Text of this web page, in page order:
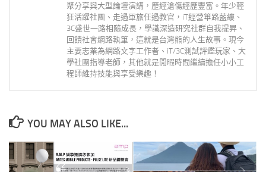
聚分享與大型論壇演講，歷經滄傷經歷豐富。年少輕
狂活躍社團、走過軍旅任過教官，iT經營篳路藍縷、
3C盛世一路相隨成長，學識深造研究社群自我提昇、
回饋社會網路執筆，這就是台灣熊的人生故事。現今
主要志業為網路文字工作者、iT/3C測試評鑑玩家、大
學社團指導老師，其他就是閒暇時間繼續擔任小小工
程師維持技能與享受樂趣！
YOU MAY ALSO LIKE...